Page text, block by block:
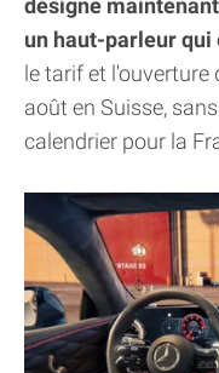
désigne
un haut-parleur qui
le tarif et l'ouverture
août en Suisse,
calendrier pour la